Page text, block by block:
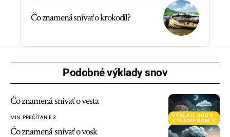
Čo znamená snívať o krokodíl?
Podobné výklady snov
VÝKLAD SNOV
S PÍSMENOM V
Čo znamená snívať o vesta
MIN. PREČÍTANIE 3
Čo znamená snívať o vosk